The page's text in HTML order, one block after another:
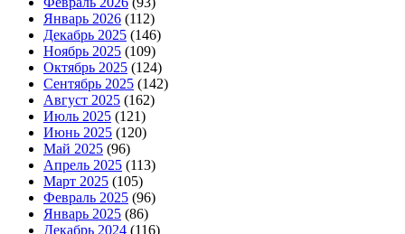
Январь 2026 (112)
Декабрь 2025 (146)
Ноябрь 2025 (109)
Октябрь 2025 (124)
Сентябрь 2025 (142)
Август 2025 (162)
Июль 2025 (121)
Июнь 2025 (120)
Май 2025 (96)
Апрель 2025 (113)
Март 2025 (105)
Февраль 2025 (96)
Январь 2025 (86)
Декабрь 2024 (116)